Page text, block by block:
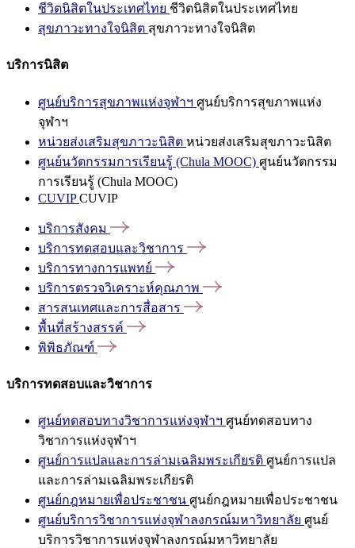
ชีวิตนิสิตในประเทศไทย ชีวิตนิสิตในประเทศไทย
สุขภาวะทางใจนิสิต สุขภาวะทางใจนิสิต
บริการนิสิต
ศูนย์บริการสุขภาพแห่งจุฬาฯ ศูนย์บริการสุขภาพแห่ง
จุฬาฯ
หน่วยส่งเสริมสุขภาวะนิสิต หน่วยส่งเสริมสุขภาวะนิสิต
ศูนย์นวัตกรรมการเรียนรู้ (Chula MOOC) ศูนย์นวัตกรรม
การเรียนรู้ (Chula MOOC)
CUVIPCUVIP
บริการสังคม
บริการทดสอบและวิชาการ
บริการทางการแพทย์
บริการตรวจวิเคราะห์คุณภาพ
สารสนเทศและการสื่อสาร
พื้นที่สร้างสรรค์
พิพิธภัณฑ์
บริการทดสอบและวิชาการ
ศูนย์ทดสอบทางวิชาการแห่งจุฬาฯ ศูนย์ทดสอบทาง
วิชาการแห่งจุฬาฯ
ศูนย์การแปลและการล่ามเฉลิมพระเกียรติ ศูนย์การแปล
และการล่ามเฉลิมพระเกียรติ
ศูนย์กฎหมายเพื่อประชาชน ศูนย์กฎหมายเพื่อประชาชน
ศูนย์บริการวิชาการแห่งจุฬาลงกรณ์มหาวิทยาลัย ศูนย์
บริการวิชาการแห่งจุฬาลงกรณ์มหาวิทยาลัย